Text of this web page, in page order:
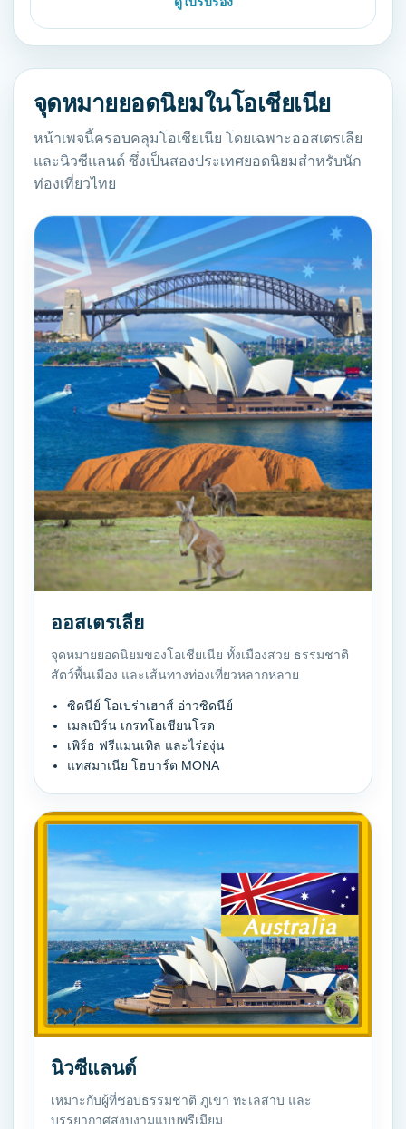
จุดหมายยอดนิยมในโอเชียเนีย
หน้าเพจนี้ครอบคลุมโอเชียเนีย โดยเฉพาะออสเตรเลีย
และนิวซีแลนด์ ซึ่งเป็นสองประเทศยอดนิยมสำหรับนัก
ท่องเที่ยวไทย
ออสเตรเลีย
จุดหมายยอดนิยมของโอเชียเนีย ทั้งเมืองสวย ธรรมชาติ
สัตว์พื้นเมือง และเส้นทางท่องเที่ยวหลากหลาย
ซิดนีย์ โอเปร่าเฮาส์ อ่าวซิดนีย์
เมลเบิร์น เกรทโอเชียนโรด
เพิร์ธ ฟรีแมนเทิล และไร่องุ่น
แทสมาเนีย โฮบาร์ต MONA
นิวซีแลนด์
เหมาะกับผู้ที่ชอบธรรมชาติ ภูเขา ทะเลสาบ และ
บรรยากาศสงบงามแบบพรีเมียม